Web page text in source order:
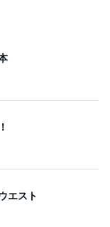
エスト